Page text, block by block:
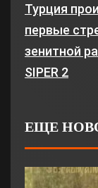
Турция
первые
зенитной
SIPER 2
ЕЩЕ